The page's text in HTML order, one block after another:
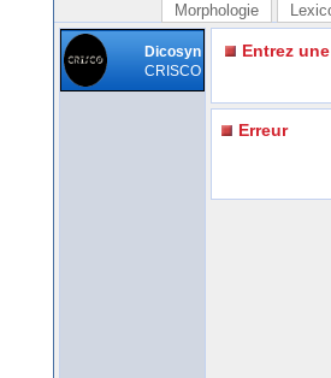
Morphologie
Dicosyn
CRISCO
Entrez
Erreur